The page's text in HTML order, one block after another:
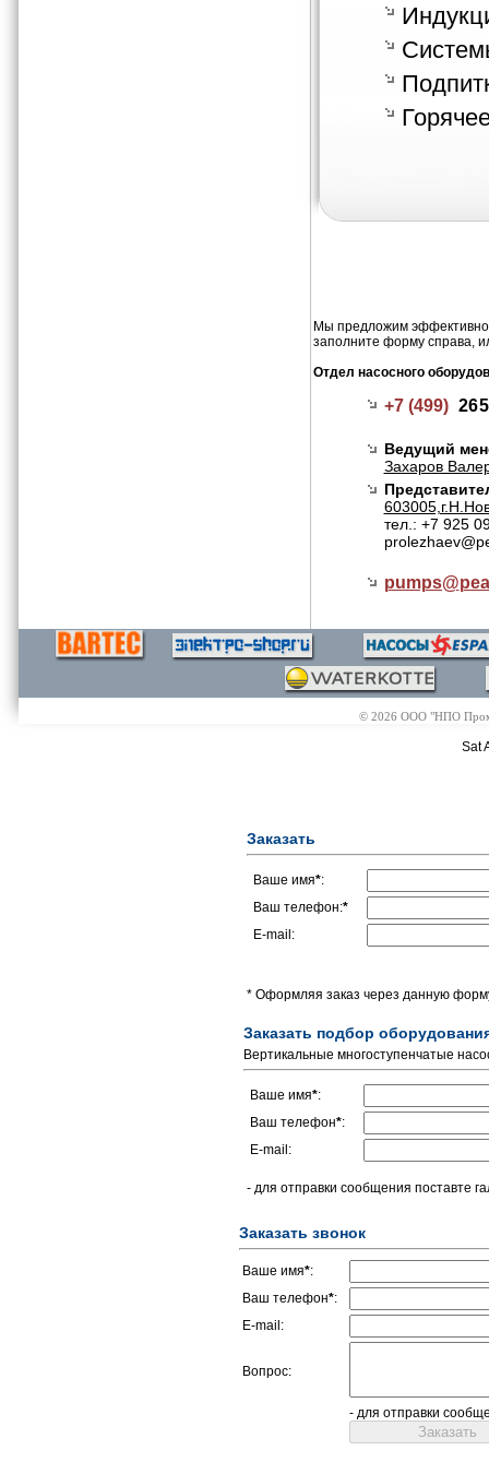
Мы предложим
заполните форму справа,
Отдел насосного
+7 (499)
Ведущий
Захаров
тел.: +7 925
pumps@
© 2026 ООО "НПО
Sat
Заказать
Ваше имя*:
Ваш телефон:*
E-mail:
* Оформляя заказ через данную
Заказать подбор
Вертикальные многоступенчатые
Ваше имя*:
Ваш телефон*:
E-mail:
- для отправки сообщения поставте
Заказать звонок
Ваше имя*:
Ваш телефон*:
E-mail:
Вопрос:
- для отправки